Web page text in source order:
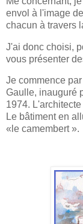
envol à l'image
chacun à travers
J'ai donc choisi,
vous présenter
Je commence
Gaulle, inauguré
1974.
Le bâtiment en
«le camembert ».